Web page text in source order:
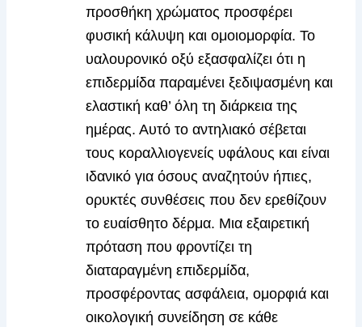
προσθήκη χρώματος προσφέρει
φυσική κάλυψη και ομοιομορφία. Το
υαλουρονικό οξύ εξασφαλίζει ότι η
επιδερμίδα παραμένει ξεδιψασμένη και
ελαστική καθ’ όλη τη διάρκεια της
ημέρας. Αυτό το αντηλιακό σέβεται
τους κοραλλιογενείς υφάλους και είναι
ιδανικό για όσους αναζητούν ήπιες,
ορυκτές συνθέσεις που δεν ερεθίζουν
το ευαίσθητο δέρμα. Μια εξαιρετική
πρόταση που φροντίζει τη
διαταραγμένη επιδερμίδα,
προσφέροντας ασφάλεια, ομορφιά και
οικολογική συνείδηση σε κάθε